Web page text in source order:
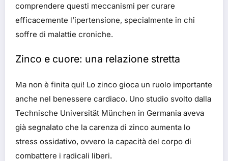
comprendere questi meccanismi per curare
efficacemente l’ipertensione, specialmente in chi
soffre di malattie croniche.
Zinco e cuore: una relazione stretta
Ma non è finita qui! Lo zinco gioca un ruolo importante
anche nel benessere cardiaco. Uno studio svolto dalla
Technische Universität München in Germania aveva
già segnalato che la carenza di zinco aumenta lo
stress ossidativo, ovvero la capacità del corpo di
combattere i radicali liberi.